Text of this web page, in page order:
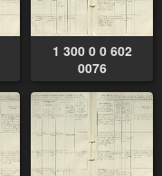
1 300 0 0 602
0076